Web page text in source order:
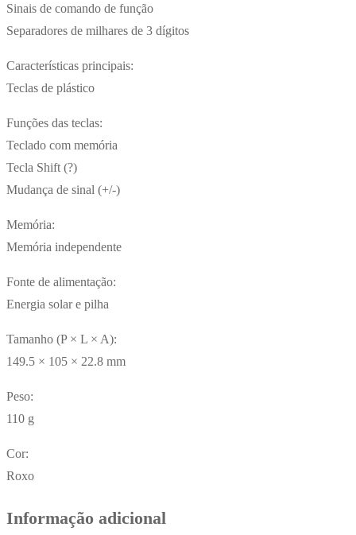
Sinais de comando de função
Separadores de milhares de 3 dígitos
Características principais:
Teclas de plástico
Funções das teclas:
Teclado com memória
Tecla Shift (?)
Mudança de sinal (+/-)
Memória:
Memória independente
Fonte de alimentação:
Energia solar e pilha
Tamanho (P × L × A):
149.5 × 105 × 22.8 mm
Peso:
110 g
Cor:
Roxo
Informação adicional